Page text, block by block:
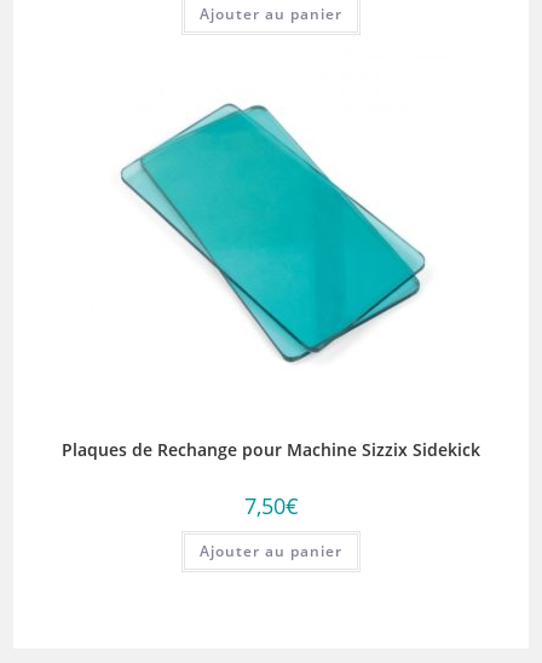
Ajouter au panier
Plaques de Rechange pour Machine Sizzix Sidekick
7,50€
Ajouter au panier